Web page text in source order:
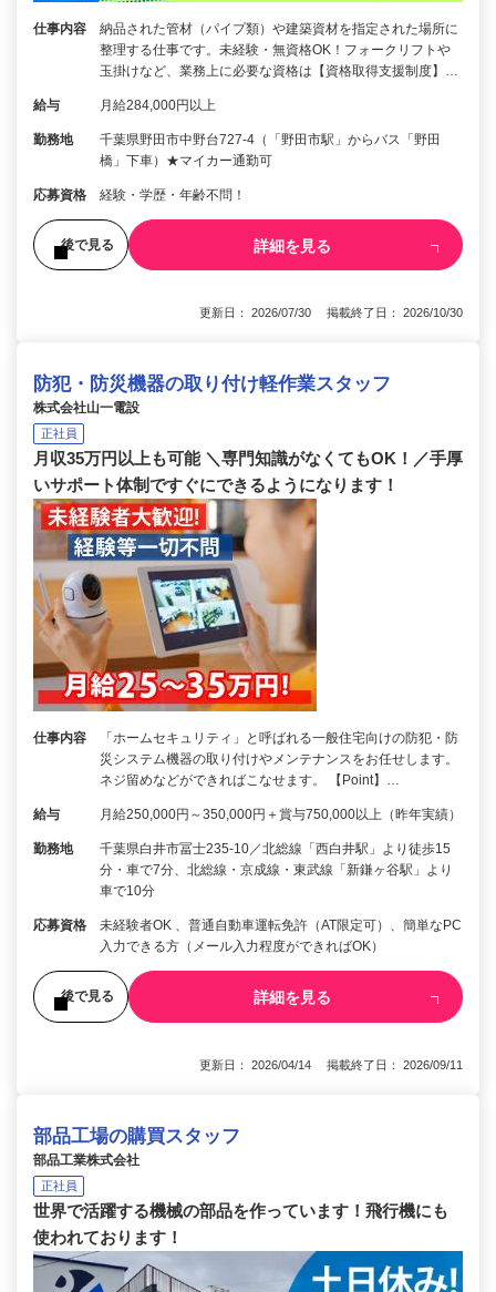
仕事内容
納品された管材（パイプ類）や建築資材を指定された場所に
整理する仕事です。未経験・無資格OK！フォークリフトや
玉掛けなど、業務上に必要な資格は【資格取得支援制度】…
給与 月給284,000円以上
勤務地
千葉県野田市中野台727-4（「野田市駅」からバス「野田
橋」下車）★マイカー通勤可
応募資格 経験・学歴・年齢不問！
後で見る 詳細を見る
更新日： 2026/07/30 掲載終了日： 2026/10/30
防犯・防災機器の取り付け軽作業スタッフ
株式会社山一電設
正社員
月収35万円以上も可能 ＼専門知識がなくてもOK！／手厚
いサポート体制ですぐにできるようになります！
仕事内容
「ホームセキュリティ」と呼ばれる一般住宅向けの防犯・防
災システム機器の取り付けやメンテナンスをお任せします。
ネジ留めなどができればこなせます。 【Point】…
給与 月給250,000円～350,000円＋賞与750,000以上（昨年実績）
勤務地
千葉県白井市冨士235-10／北総線「西白井駅」より徒歩15
分・車で7分、北総線・京成線・東武線「新鎌ヶ谷駅」より
車で10分
応募資格
未経験者OK 、普通自動車運転免許（AT限定可）、簡単なPC
入力できる方（メール入力程度ができればOK）
後で見る 詳細を見る
更新日： 2026/04/14 掲載終了日： 2026/09/11
部品工場の購買スタッフ
部品工業株式会社
正社員
世界で活躍する機械の部品を作っています！飛行機にも
使われております！